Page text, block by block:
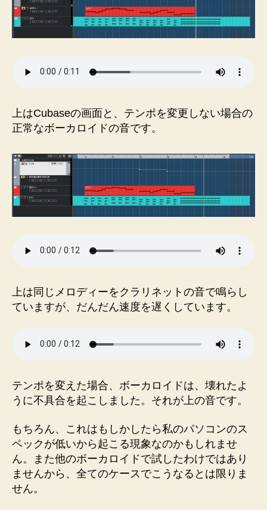
へ
の
上はCubaseの画面と、テンポを変更しない場合の
正常なボーカロイドの音です。
上は同じメロディーをクラリネットの音で鳴らし
ていますが、だんだん速度を遅くしています。
テンポを変えた場合、ボーカロイドは、壊れたよ
うに不具合を起こしました。それが上の音です。
もちろん、これはもしかしたら私のパソコンのス
ペックが低いから起こる現象なのかもしれませ
ん。また他のボーカロイドで試したわけではあり
ませんから、全てのケースでこうなるとは限りま
せん。